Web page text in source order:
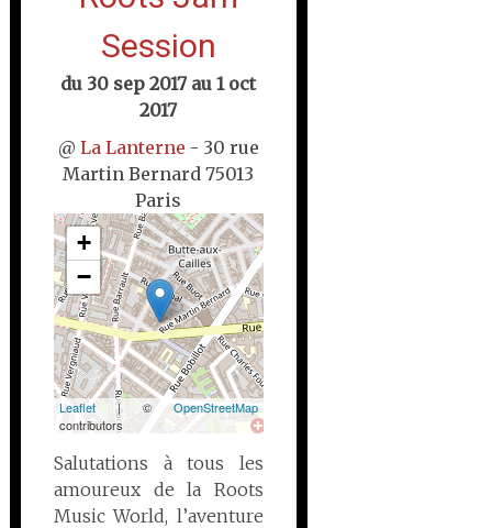
Session
du 30 sep 2017au1 oct
2017
@ La Lanterne - 30 rue
Martin Bernard 75013
Paris
+
−
Leaflet| ©OpenStreetMap
contributors
Salutations à tous les
amoureux de la Roots
Music World, l’aventure